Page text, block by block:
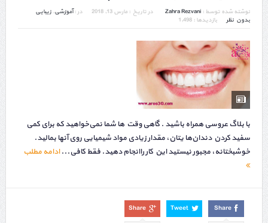
نوشته شده توسط : Zahra Rezvani در تاریخ : مارس 13, 2018 در :آموزشی, زیبایی
بدون نظر
بازدیدها : 1,498
با بلاگ عروسی همراه باشید . گاهی وقت ها شما نمی‌خواهید که برای کمی‌
سفید کردن دندان‌ها یتان، مقدار زیادی مواد شیمیایی روی آنها بمالید.
خوشبختانه، مجبور نیستید این کار راانجام دهید. فقط کافی...ادامه مطلب
Share
Tweet
Share